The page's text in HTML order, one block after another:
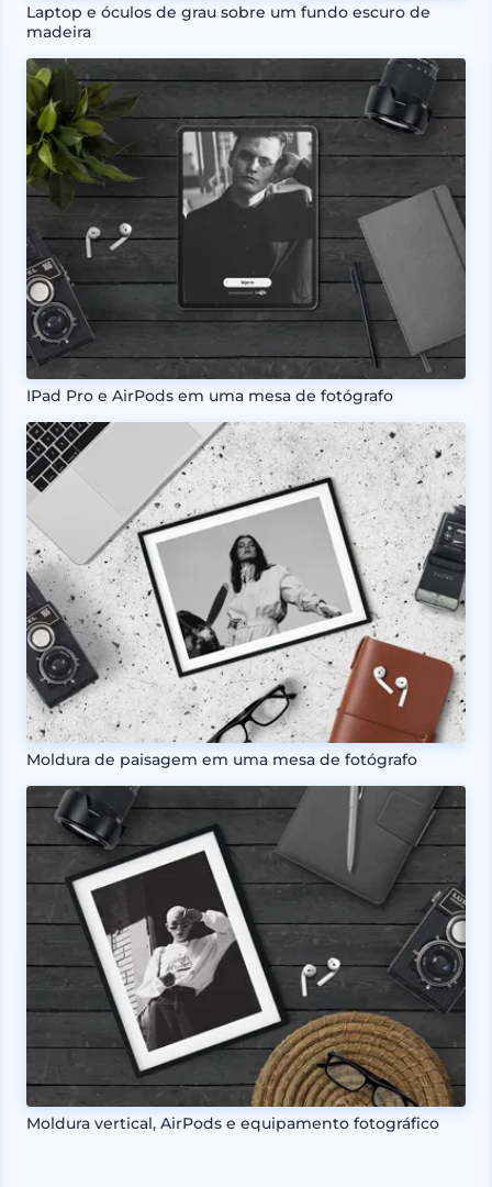
Laptop e óculos de grau sobre um fundo escuro de
madeira
IPad Pro e AirPods em uma mesa de fotógrafo
Moldura de paisagem em uma mesa de fotógrafo
Moldura vertical, AirPods e equipamento fotográfico